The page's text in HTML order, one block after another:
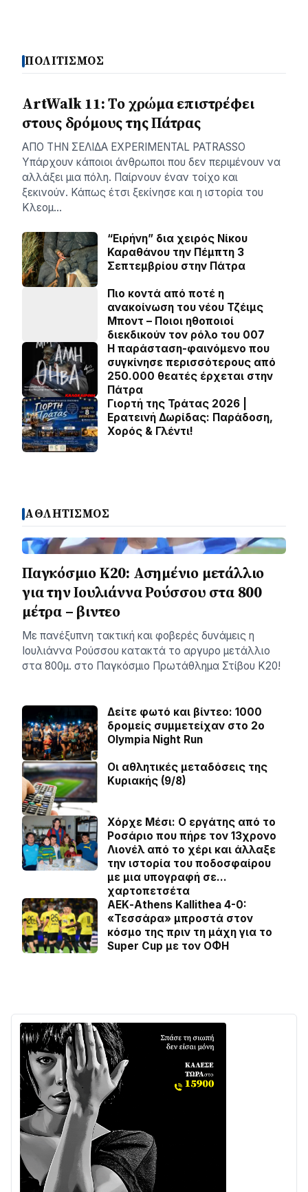
ΠΟΛΙΤΙΣΜΟΣ
ArtWalk 11: Το χρώμα επιστρέφει
στους δρόμους της Πάτρας
AΠΟ ΤΗΝ ΣΕΛΙΔΑ EXPERIMENTAL PATRASSO
Υπάρχουν κάποιοι άνθρωποι που δεν περιμένουν να
αλλάξει μια πόλη. Παίρνουν έναν τοίχο και
ξεκινούν. Κάπως έτσι ξεκίνησε και η ιστορία του
Κλεομ…
“Ειρήνη” δια χειρός Νίκου
Καραθάνου την Πέμπτη 3
Σεπτεμβρίου στην Πάτρα
Πιο κοντά από ποτέ η
ανακοίνωση του νέου Τζέιμς
Μποντ – Ποιοι ηθοποιοί
διεκδικούν τον ρόλο του 007
Η παράσταση-φαινόμενο που
συγκίνησε περισσότερους από
250.000 θεατές έρχεται στην
Πάτρα
Γιορτή της Τράτας 2026 |
Ερατεινή Δωρίδας: Παράδοση,
Χορός & Γλέντι!
ΑΘΛΗΤΙΣΜΟΣ
Παγκόσμιο Κ20: Ασημένιο μετάλλιο
για την Ιουλιάννα Ρούσσου στα 800
μέτρα – βιντεο
Με πανέξυπνη τακτική και φοβερές δυνάμεις η
Ιουλιάννα Ρούσσου κατακτά το αργυρο μετάλλιο
στα 800μ. στο Παγκόσμιο Πρωτάθλημα Στίβου Κ20!
Δείτε φωτό και βίντεο: 1000
δρομείς συμμετείχαν στο 2ο
Olympia Night Run
Οι αθλητικές μεταδόσεις της
Κυριακής (9/8)
Χόρχε Μέσι: Ο εργάτης από το
Ροσάριο που πήρε τον 13χρονο
Λιονέλ από το χέρι και άλλαξε
την ιστορία του ποδοσφαίρου
με μια υπογραφή σε…
χαρτοπετσέτα
ΑΕΚ-Athens Kallithea 4-0:
«Τεσσάρα» μπροστά στον
κόσμο της πριν τη μάχη για το
Super Cup με τον ΟΦΗ